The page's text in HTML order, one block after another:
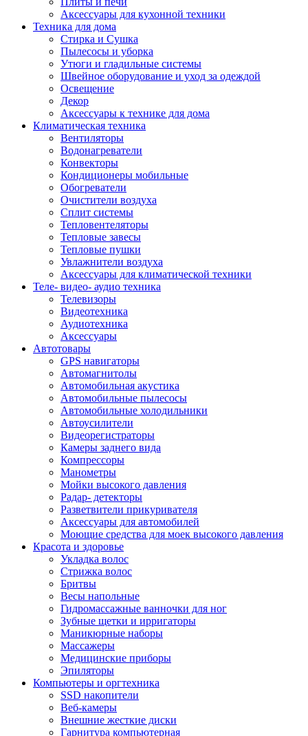
Аксессуары для кухонной техники
Техника для дома
Стирка и Сушка
Пылесосы и уборка
Утюги и гладильные системы
Швейное оборудование и уход за одеждой
Освещение
Декор
Аксессуары к технике для дома
Климатическая техника
Вентиляторы
Водонагреватели
Конвекторы
Кондиционеры мобильные
Обогреватели
Очистители воздуха
Сплит системы
Тепловентеляторы
Тепловые завесы
Тепловые пушки
Увлажнители воздуха
Аксессуары для климатической техники
Теле- видео- аудио техника
Телевизоры
Видеотехника
Аудиотехника
Аксессуары
Автотовары
GPS навигаторы
Автомагнитолы
Автомобильная акустика
Автомобильные пылесосы
Автомобильные холодильники
Автоусилители
Видеорегистраторы
Камеры заднего вида
Компрессоры
Манометры
Мойки высокого давления
Радар- детекторы
Разветвители прикуривателя
Аксессуары для автомобилей
Моющие средства для моек высокого давления
Красота и здоровье
Укладка волос
Стрижка волос
Бритвы
Весы напольные
Гидромассажные ванночки для ног
Зубные щетки и ирригаторы
Маникюрные наборы
Массажеры
Медицинские приборы
Эпиляторы
Компьютеры и оргтехника
SSD накопители
Веб-камеры
Внешние жесткие диски
Гарнитура компьютерная